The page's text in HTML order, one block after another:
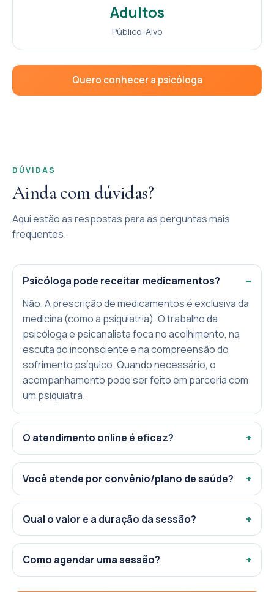
Adultos
Público-Alvo
Quero conhecer a psicóloga
DÚVIDAS
Ainda com dúvidas?
Aqui estão as respostas para as perguntas mais
frequentes.
Psicóloga pode receitar medicamentos?
Não. A prescrição de medicamentos é exclusiva da
medicina (como a psiquiatria). O trabalho da
psicóloga e psicanalista foca no acolhimento, na
escuta do inconsciente e na compreensão do
sofrimento psíquico. Quando necessário, o
acompanhamento pode ser feito em parceria com
um psiquiatra.
O atendimento online é eficaz?
Você atende por convênio/plano de saúde?
Qual o valor e a duração da sessão?
Como agendar uma sessão?